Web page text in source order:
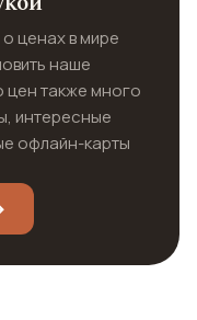
ценах в мире
наше
цен также много
интересные
офлайн-карты